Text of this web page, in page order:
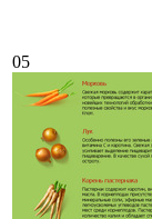
05